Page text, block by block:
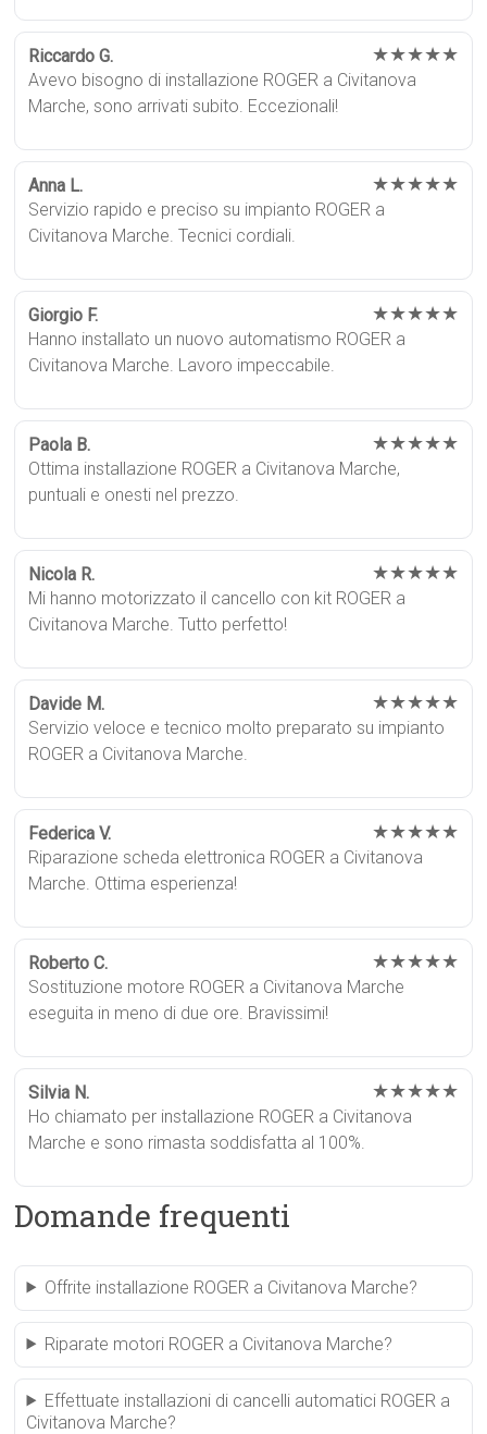
Riccardo G. ★★★★★
Avevo bisogno di installazione ROGER a Civitanova
Marche, sono arrivati subito. Eccezionali!
Anna L. ★★★★★
Servizio rapido e preciso su impianto ROGER a
Civitanova Marche. Tecnici cordiali.
Giorgio F. ★★★★★
Hanno installato un nuovo automatismo ROGER a
Civitanova Marche. Lavoro impeccabile.
Paola B. ★★★★★
Ottima installazione ROGER a Civitanova Marche,
puntuali e onesti nel prezzo.
Nicola R. ★★★★★
Mi hanno motorizzato il cancello con kit ROGER a
Civitanova Marche. Tutto perfetto!
Davide M. ★★★★★
Servizio veloce e tecnico molto preparato su impianto
ROGER a Civitanova Marche.
Federica V. ★★★★★
Riparazione scheda elettronica ROGER a Civitanova
Marche. Ottima esperienza!
Roberto C. ★★★★★
Sostituzione motore ROGER a Civitanova Marche
eseguita in meno di due ore. Bravissimi!
Silvia N. ★★★★★
Ho chiamato per installazione ROGER a Civitanova
Marche e sono rimasta soddisfatta al 100%.
Domande frequenti
Offrite installazione ROGER a Civitanova Marche?
Riparate motori ROGER a Civitanova Marche?
Effettuate installazioni di cancelli automatici ROGER a
Civitanova Marche?